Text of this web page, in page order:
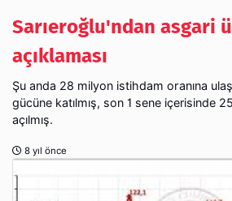
Sarıeroğlu'ndan asgari
açıklaması
Şu anda 28 milyon istihdam oranına
gücüne katılmış, son 1 sene içerisinde
açılmış.
8 yıl önce